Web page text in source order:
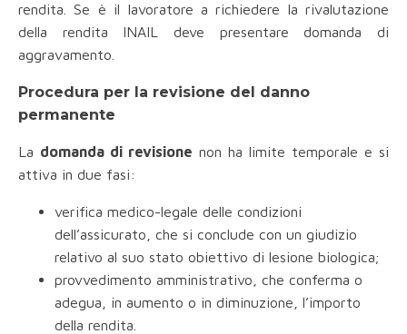
rendita. Se è il lavoratore a richiedere la rivalutazione
della rendita INAIL deve presentare domanda di
aggravamento.
Procedura per la revisione del danno
permanente
La domanda di revisione non ha limite temporale e si
attiva in due fasi:
verifica medico-legale delle condizioni
dell’assicurato, che si conclude con un giudizio
relativo al suo stato obiettivo di lesione biologica;
provvedimento amministrativo, che conferma o
adegua, in aumento o in diminuzione, l’importo
della rendita.